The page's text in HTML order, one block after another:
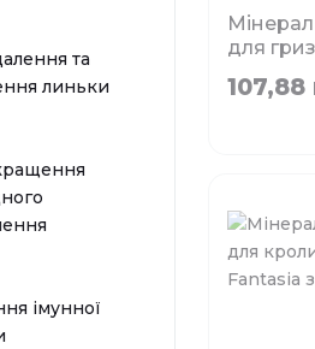
та
линьки
імунної
для
Немає в
107,88